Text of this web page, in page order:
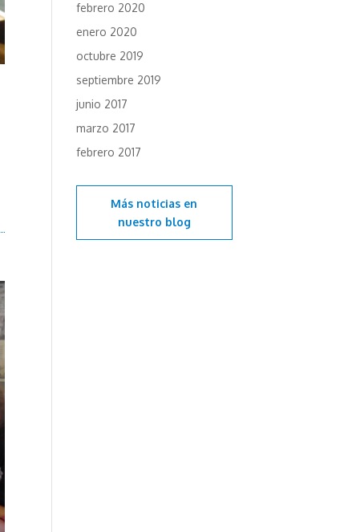
febrero 2020
enero 2020
octubre 2019
septiembre 2019
junio 2017
marzo 2017
febrero 2017
Más noticias en
nuestro blog